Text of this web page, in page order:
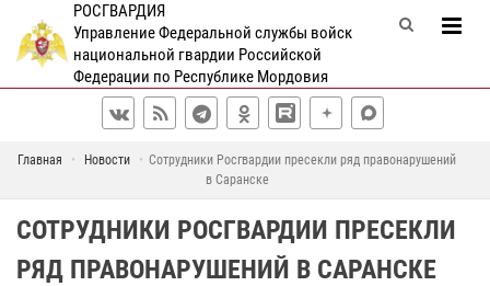
РОСГВАРДИЯ
Управление Федеральной службы войск
национальной гвардии Российской
Федерации по Республике Мордовия
Главная Новости
Сотрудники Росгвардии пресекли ряд правонарушений
в Саранске
СОТРУДНИКИ РОСГВАРДИИ ПРЕСЕКЛИ
РЯД ПРАВОНАРУШЕНИЙ В САРАНСКЕ